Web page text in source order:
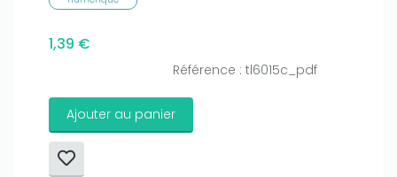
1,39 €
Référence : tl6015c_pdf
Ajouter au panier